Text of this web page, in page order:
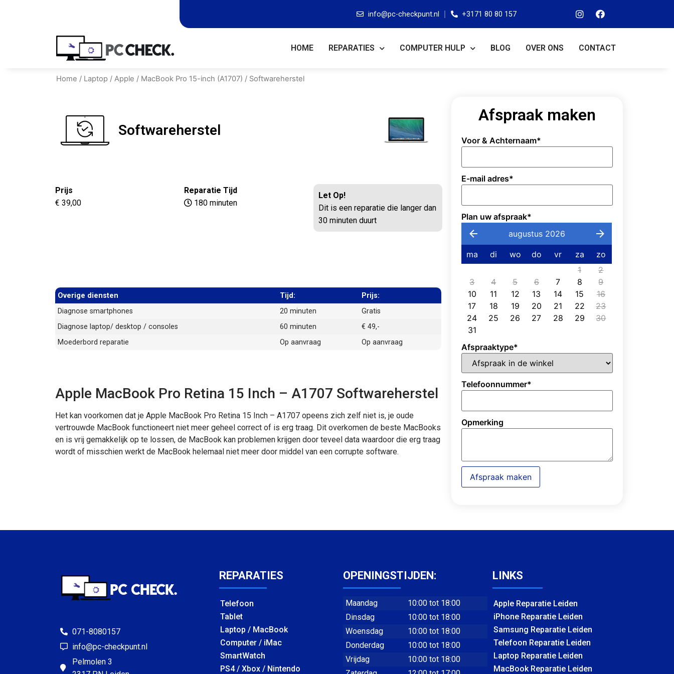
info@pc-checkpunt.nl +3171 80 80 157
HOME REPARATIES COMPUTER HULP BLOG OVER ONS CONTACT
Home / Laptop / Apple / MacBook Pro 15-inch (A1707) / Softwareherstel
Softwareherstel
Prijs
€ 39,00
Reparatie Tijd
180 minuten
Let Op!
Dit is een reparatie die langer dan
30 minuten duurt
Overige diensten Tijd:
Prijs:
Diagnose smartphones
20 minuten
Gratis
Diagnose laptop/ desktop / consoles
60 minuten
€ 49,-
Moederbord reparatie
Op aanvraag Op aanvraag
Apple MacBook Pro Retina 15 Inch – A1707 Softwareherstel
Het kan voorkomen dat je Apple MacBook Pro Retina 15 Inch – A1707 opeens zich zelf niet is, je oude
vertrouwde MacBook functioneert niet meer geheel correct of is erg traag. Dit overkomen de beste MacBooks
en is vrij gemakkelijk op te lossen, de MacBook kan problemen krijgen door teveel data waardoor die erg traag
wordt of misschien werkt de MacBook helemaal niet meer door middel van een corrupte software.
Afspraak maken
Voor & Achternaam*
E-mail adres*
Plan uw afspraak*
augustus 2026
ma di wo do vr za
zo
1
2
3
4 5 6 7 8
9
10
11 12 13 14 15
16
17
18 19 20 21 22
23
24
25 26 27 28 29
30
31
Afspraaktype*
Telefoonnummer*
Opmerking
Afspraak maken
071-8080157
info@pc-checkpunt.nl
Pelmolen 3
REPARATIES
Telefoon
Tablet
Laptop / MacBook
Computer / iMac
SmartWatch
PS4 / Xbox / Nintendo
OPENINGSTIJDEN:
Maandag
10:00 tot 18:00
Dinsdag
10:00 tot 18:00
Woensdag
10:00 tot 18:00
Donderdag
10:00 tot 18:00
Vrijdag
10:00 tot 18:00
LINKS
Apple Reparatie Leiden
iPhone Reparatie Leiden
Samsung Reparatie Leiden
Telefoon Reparatie Leiden
Laptop Reparatie Leiden
MacBook Reparatie Leiden